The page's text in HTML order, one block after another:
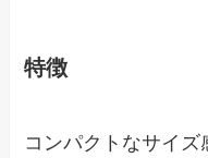
特徴
コンパクトなサイ